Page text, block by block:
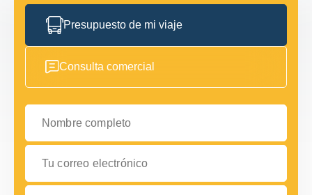
Presupuesto de mi viaje
Consulta comercial
Nombre completo
Tu correo electrónico
Cuéntanos sobre tus planes